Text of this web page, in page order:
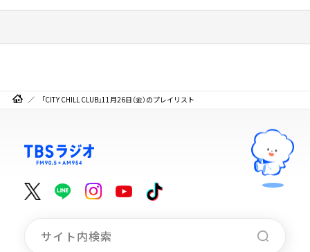
「CITY CHILL CLUB」11月26日（金）のプレイリスト